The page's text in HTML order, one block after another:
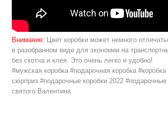
Внимание: Цвет коробки может немного
в разобранном виде для экономии на
без скотча и клея. Это очень легко и удобно!
#мужская коробка #подарочная коробка
сюрприз #подарочные коробки 2022
святого Валентина